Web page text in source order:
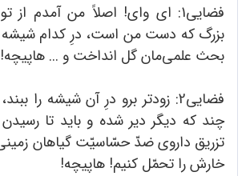
فضایی1: ای وای! اصلاً من آمدم از
بزرگ که دست من است، درِ کدام
بحث علمی‌مان گل انداخت و ... هاپیچه!
فضایی2: زودتر برو درِ آن شیشه را
چند که دیگر دیر شده و باید تا
تزریق داروی ضدّ حسّاسیّت گیاهان
خارش را تحمّل کنیم! هاپیچه!